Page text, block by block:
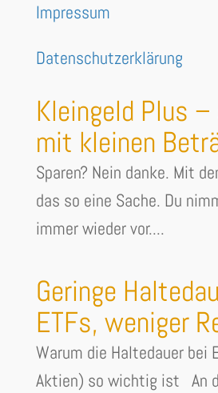
Impressum
Datenschutzerklärung
Kleingeld Plus –
mit kleinen
Sparen? Nein danke. Mit
das so eine Sache. Du
immer wieder vor....
Geringe
ETFs, weniger
Warum die Haltedauer bei
Aktien) so wichtig ist An